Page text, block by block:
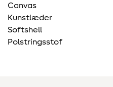
Canvas
Kunstlæder
Softshell
Polstringsstof